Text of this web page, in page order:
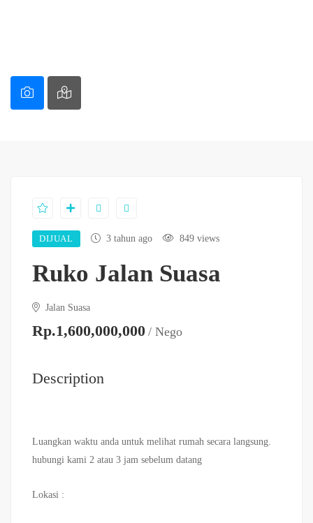
DIJUAL 3 tahun ago 849 views
Ruko Jalan Suasa
Jalan Suasa
Rp.1,600,000,000 / Nego
Description
Luangkan waktu anda untuk melihat rumah secara langsung.
hubungi kami 2 atau 3 jam sebelum datang
Lokasi :